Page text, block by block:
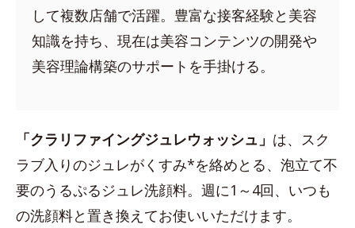
して複数店舗で活躍。豊富な接客経験と美容
知識を持ち、現在は美容コンテンツの開発や
美容理論構築のサポートを手掛ける。
「クラリファイングジュレウォッシュ」 は、スク
ラブ入りのジュレがくすみ*を絡めとる、泡立て不
要のうるぷるジュレ洗顔料。週に1～4回、いつも
の洗顔料と置き換えてお使いいただけます。